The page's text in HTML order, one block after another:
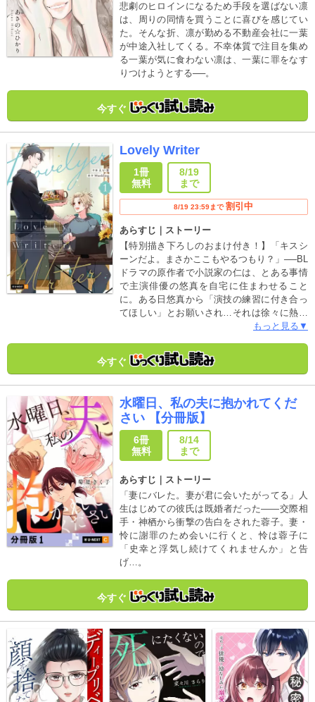
悲劇のヒロインになるため手段を選ばない凛
は、周りの同情を買うことに喜びを感じてい
た。そんな折、凛が勤める不動産会社に一葉
が中途入社してくる。不幸体質で注目を集め
る一葉が気に食わない凛は、一葉に罪をなす
りつけようとする──。
今すぐ
Lovely Writer
1冊
無料
8/19
まで
8/19 23:59まで 割引中
あらすじ｜ストーリー
【特別描き下ろしのおまけ付き！】「キスシ
ーンだよ。まさかここもやるつもり？」──BL
ドラマの原作者で小説家の仁は、とある事情
で主演俳優の悠真を自宅に住まわせること
に。ある日悠真から「演技の練習に付き合っ
てほしい」とお願いされ…それは徐々に熱を
帯び演技を越え、さらにはキスより先へ!?──
家の同居BL！大ヒットタイBL待望のコミカラ
イズ！※本作品は「Lovely Writer【分冊版】1
もっと見る▼
今すぐ
水曜日、私の夫に抱かれてくだ
さい 【分冊版】
6冊
無料
8/14
まで
あらすじ｜ストーリー
「妻にバレた。妻が君に会いたがってる」人
生はじめての彼氏は既婚者だった――交際相
手・神栖から衝撃の告白をされた蓉子。妻・
怜に謝罪のため会いに行くと、怜は蓉子に
「史幸と浮気し続けてくれませんか」と告
げ…。
今すぐ